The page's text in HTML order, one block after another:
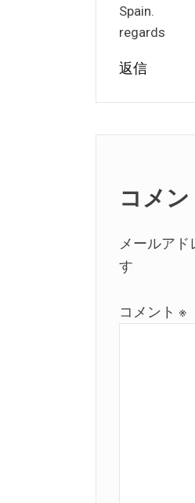
Spain.
regards
返信
コメ
メールアド
す
コメント ※